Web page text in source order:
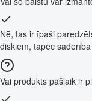
Nē, tas ir īpaši
diskiem, tāpēc
Vai produkts pašlaik ir